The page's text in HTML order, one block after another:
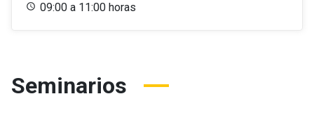
09:00 a 11:00 horas
Seminarios